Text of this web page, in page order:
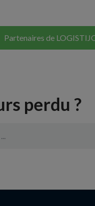
Partenaires de
perdu ?